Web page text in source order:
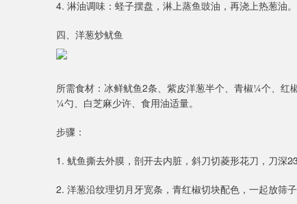
4. 淋油调味：蛏子摆盘，淋上蒸鱼豉油，再浇上热葱油。
四、洋葱炒鱿鱼
所需食材：冰鲜鱿鱼2条、紫皮洋葱半个、青椒¼个、
¼勺、白芝麻少许、食用油适量。
步骤：
1. 鱿鱼撕去外膜，剖开去内脏，斜刀切菱形花刀，刀深
2. 洋葱沿纹理切月牙宽条，青红椒切块配色，一起放筛